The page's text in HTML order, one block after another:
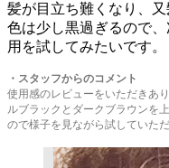
髪が目立ち難くなり、
色は少し黒過ぎるので
用を試してみたいです。
・ スタッフからのコメント
使用感のレビューをいただきあ
ルブラックとダークブラウンを
ので様子を見ながら試していた